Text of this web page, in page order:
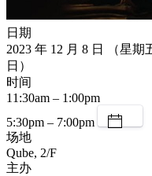
日期
2023 年 12 月 8 日 （星期
日）
时间
11:30am – 1:00pm
5:30pm – 7:00pm
场地
Qube, 2/F
主办